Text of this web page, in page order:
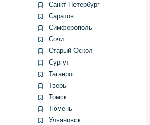
радиатора и
узлов
доступен, аккуратно отделите
и магистралей. Оцените состояние
вентиляторов, кондиционерных
выявляет ещё и проблему с
повреждёнными патрубками —
Санкт-Петербург
Саратов
Симферополь
Сочи
Старый Оскол
Сургут
Таганрог
Тверь
Томск
Тюмень
Ульяновск